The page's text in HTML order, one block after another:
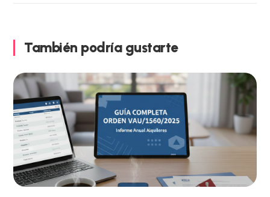
También podría gustarte